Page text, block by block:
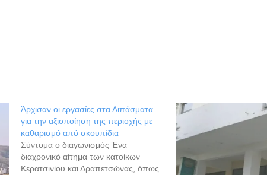
Άρχισαν οι εργασίες στα Λιπάσματα
για την αξιοποίηση της περιοχής με
καθαρισμό από σκουπίδια
Σύντομα ο διαγωνισμός Ένα
διαχρονικό αίτημα των κατοίκων
Κερατσινίου και Δραπετσώνας, όπως